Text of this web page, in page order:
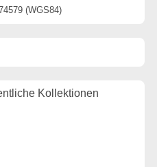
(WGS84)
Kollektionen